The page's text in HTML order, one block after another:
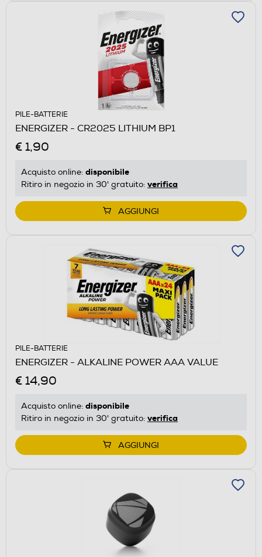
PILE-BATTERIE
ENERGIZER - CR2025 LITHIUM BP1
€ 1,90
Acquisto online: disponibile
Ritiro in negozio in 30' gratuito: verifica
AGGIUNGI
PILE-BATTERIE
ENERGIZER - ALKALINE POWER AAA VALUE
€ 14,90
Acquisto online: disponibile
Ritiro in negozio in 30' gratuito: verifica
AGGIUNGI